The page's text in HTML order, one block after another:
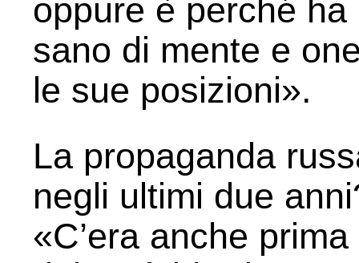
oppure è perché
sano di mente e
le sue posizioni».
La propaganda
negli ultimi due
«C’era anche